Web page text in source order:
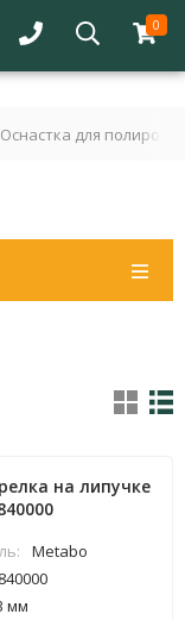
0
Оснастка для
на липучке
Metabo
мм